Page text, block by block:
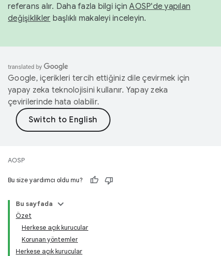
referans alır. Daha fazla bilgi içinAOSP'de yapılan
değişiklikler başlıklı makaleyi inceleyin.
Google, içerikleri tercih ettiğiniz dile çevirmek için
yapay zeka teknolojisini kullanır. Yapay zeka
çevirilerinde hata olabilir.
AOSP
Bu size yardımcı oldu mu?
Bu sayfada
Özet
Herkese açık kurucular
Korunan yöntemler
Herkese açık kurucular